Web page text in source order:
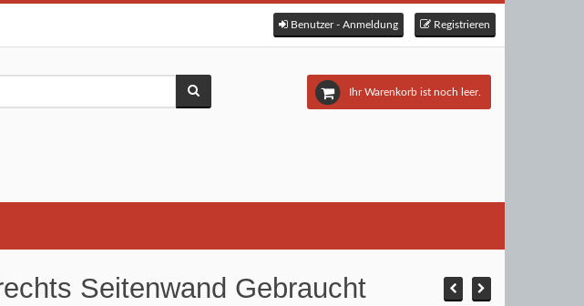
Benutzer - Anmeldung Registrieren
Ihr Warenkorb ist noch leer.
Seitenwand Gebraucht